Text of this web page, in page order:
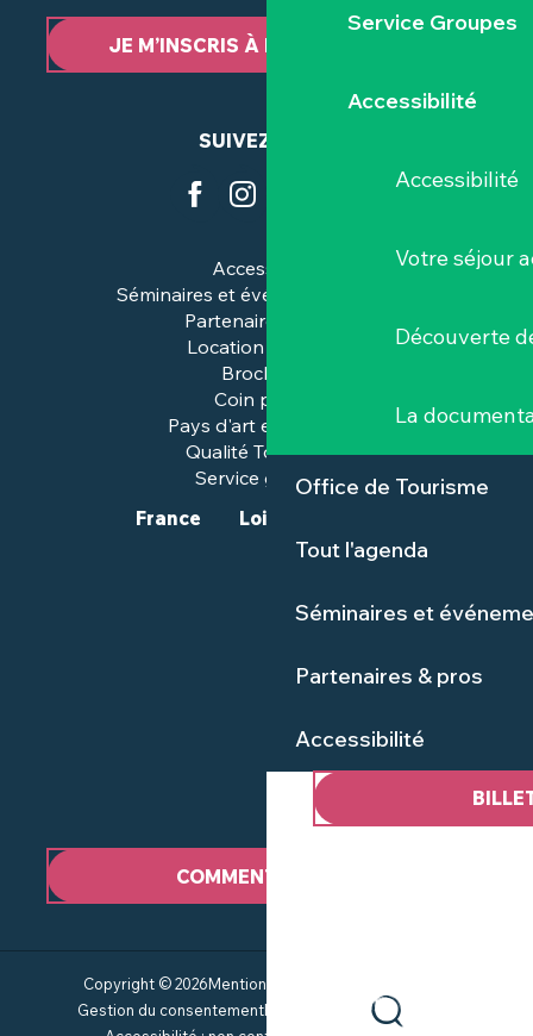
Service Groupes
Accessibilité
Accessibilité
Votre séjour
Découverte
La
Office de Tourisme
Tout l'agenda
Séminaires et
Partenaires & pros
Accessibilité
JE M’INSCRIS À LA NEWSLETTER
SUIVEZ-NOUS
Accessibilité
Séminaires et événements pros
Partenaires & pros
Location de salles
Brochures
Coin presse
Pays d'art et d'histoire
Qualité Tourisme™
Service groupes
COMMENT VENIR ?
France Loire-Atlantique
Copyright © 2026Mentions Légales
Gestion du consentementPolitique de confidentialité